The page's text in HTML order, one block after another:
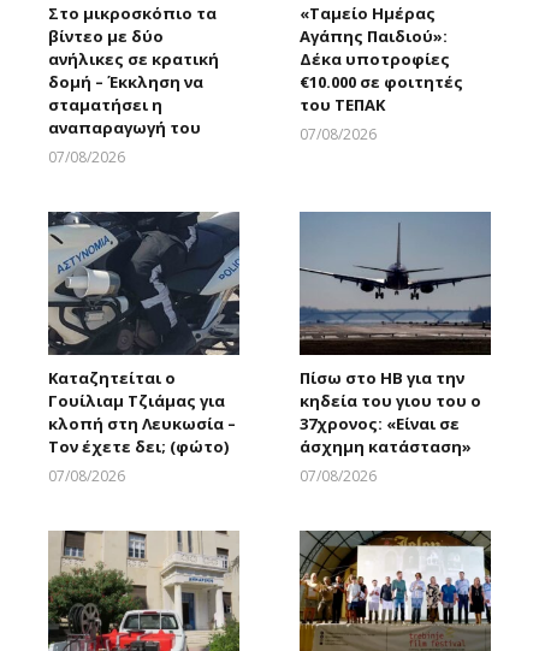
Στο μικροσκόπιο τα
βίντεο με δύο
ανήλικες σε κρατική
δομή – Έκκληση να
σταματήσει η
αναπαραγωγή του
07/08/2026
«Ταμείο Ημέρας
Αγάπης Παιδιού»:
Δέκα υποτροφίες
€10.000 σε φοιτητές
του ΤΕΠΑΚ
07/08/2026
Καταζητείται ο
Γουίλιαμ Τζιάμας για
κλοπή στη Λευκωσία –
Τον έχετε δει; (φώτο)
07/08/2026
Πίσω στο ΗΒ για την
κηδεία του γιου του ο
37χρονος: «Είναι σε
άσχημη κατάσταση»
07/08/2026